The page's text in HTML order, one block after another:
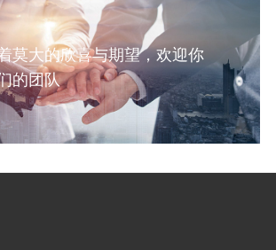
莫大的欣喜与期望，欢迎你
的团队